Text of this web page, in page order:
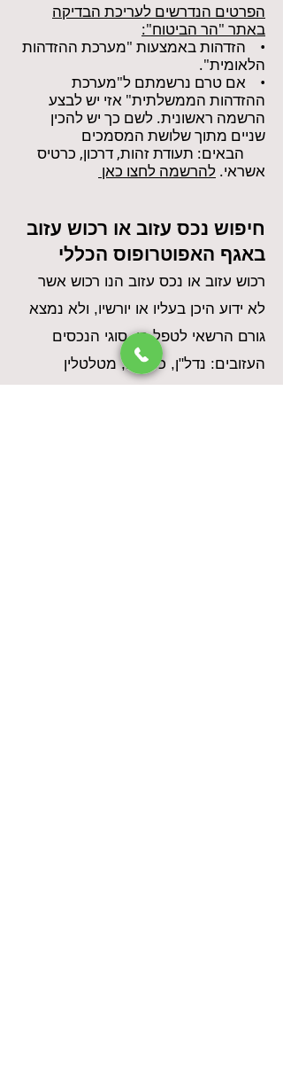
הפרטים הנדרשים לעריכת הבדיקה
באתר "הר הביטוח":
• הזדהות באמצעות "מערכת ההזדהות
הלאומית".
• אם טרם נרשמתם ל"מערכת
ההזדהות הממשלתית" אזי יש לבצע
הרשמה ראשונית. לשם כך יש להכין
שניים מתוך שלושת המסמכים
הבאים: תעודת זהות, דרכון, כרטיס
אשראי. להרשמה לחצו כאן
חיפוש נכס עזוב או רכוש עזוב
באגף האפוטרופוס הכללי
רכוש עזוב או נכס עזוב הנו רכוש אשר
לא ידוע היכן בעליו או יורשיו, ולא נמצא
גורם הרשאי לטפל בו. סוגי הנכסים
העזובים: נדל"ן, כספים, מטלטלין